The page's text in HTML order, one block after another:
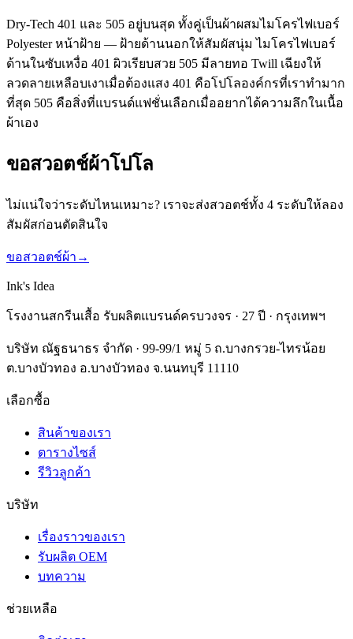
Dry-Tech 401 และ 505 อยู่บนสุด ทั้งคู่เป็นผ้าผสมไมโครไฟเบอร์
Polyester หน้าฝ้าย — ฝ้ายด้านนอกให้สัมผัสนุ่ม ไมโครไฟเบอร์
ด้านในซับเหงื่อ 401 ผิวเรียบสวย 505 มีลายทอ Twill เฉียงให้
ลวดลายเหลือบเงาเมื่อต้องแสง 401 คือโปโลองค์กรที่เราทำมาก
ที่สุด 505 คือสิ่งที่แบรนด์แฟชั่นเลือกเมื่ออยากได้ความลึกในเนื้อ
ผ้าเอง
ขอสวอตช์ผ้าโปโล
ไม่แน่ใจว่าระดับไหนเหมาะ? เราจะส่งสวอตช์ทั้ง 4 ระดับให้ลอง
สัมผัสก่อนตัดสินใจ
ขอสวอตช์ผ้า →
Ink's Idea
โรงงานสกรีนเสื้อ รับผลิตแบรนด์ครบวงจร · 27 ปี · กรุงเทพฯ
บริษัท ณัฐธนาธร จำกัด · 99-99/1 หมู่ 5 ถ.บางกรวย-ไทรน้อย
ต.บางบัวทอง อ.บางบัวทอง จ.นนทบุรี 11110
เลือกซื้อ
สินค้าของเรา
ตารางไซส์
รีวิวลูกค้า
บริษัท
เรื่องราวของเรา
รับผลิต OEM
บทความ
ช่วยเหลือ